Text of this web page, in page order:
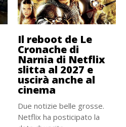
Il reboot de Le
Cronache di
Narnia di Netflix
slitta al 2027 e
uscirà anche al
cinema
Due notizie belle grosse.
Netflix ha posticipato la